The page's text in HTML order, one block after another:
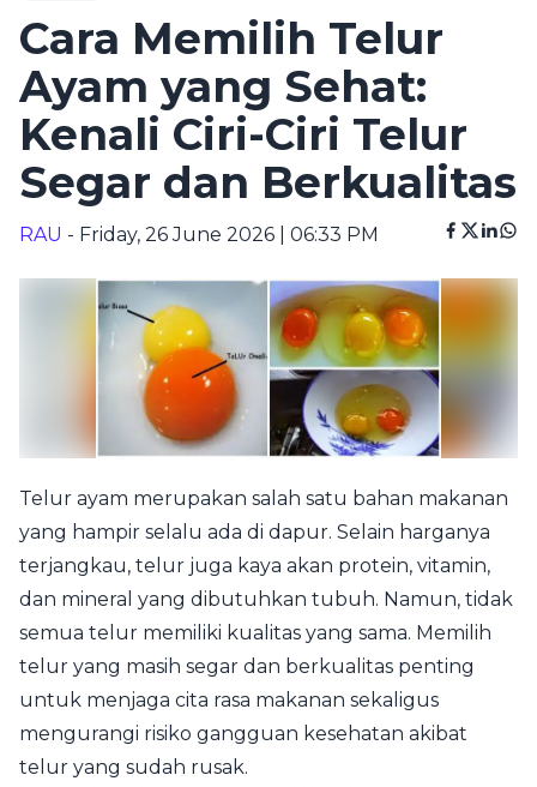
Cara Memilih Telur
Ayam yang Sehat:
Kenali Ciri-Ciri Telur
Segar dan Berkualitas
RAU - Friday, 26 June 2026 | 06:33 PM
Telur ayam merupakan salah satu bahan makanan
yang hampir selalu ada di dapur. Selain harganya
terjangkau, telur juga kaya akan protein, vitamin,
dan mineral yang dibutuhkan tubuh. Namun, tidak
semua telur memiliki kualitas yang sama. Memilih
telur yang masih segar dan berkualitas penting
untuk menjaga cita rasa makanan sekaligus
mengurangi risiko gangguan kesehatan akibat
telur yang sudah rusak.